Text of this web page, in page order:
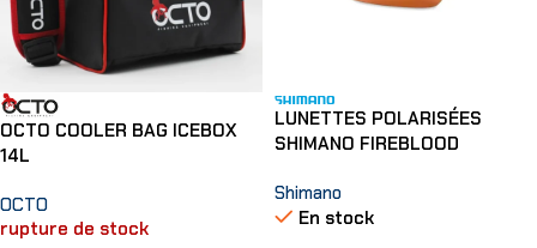
OCTO COOLER BAG ICEBOX
14L
OCTO
rupture de stock
LUNETTES POLARISÉES
SHIMANO FIREBLOOD
Shimano
En stock